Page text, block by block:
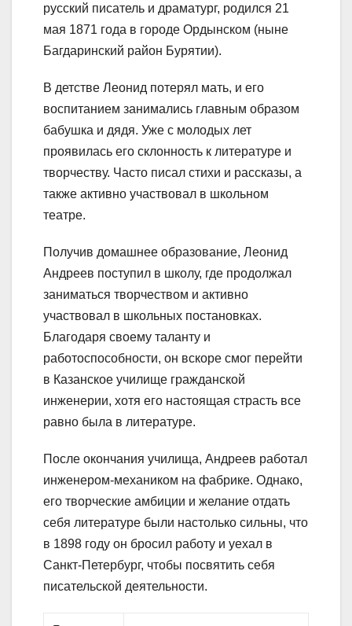
русский писатель и драматург, родился 21
мая 1871 года в городе Ордынском (ныне
Багдаринский район Бурятии).
В детстве Леонид потерял мать, и его
воспитанием занимались главным образом
бабушка и дядя. Уже с молодых лет
проявилась его склонность к литературе и
творчеству. Часто писал стихи и рассказы, а
также активно участвовал в школьном
театре.
Получив домашнее образование, Леонид
Андреев поступил в школу, где продолжал
заниматься творчеством и активно
участвовал в школьных постановках.
Благодаря своему таланту и
работоспособности, он вскоре смог перейти
в Казанское училище гражданской
инженерии, хотя его настоящая страсть все
равно была в литературе.
После окончания училища, Андреев работал
инженером-механиком на фабрике. Однако,
его творческие амбиции и желание отдать
себя литературе были настолько сильны, что
в 1898 году он бросил работу и уехал в
Санкт-Петербург, чтобы посвятить себя
писательской деятельности.